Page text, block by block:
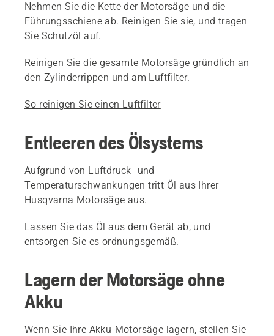
Nehmen Sie die Kette der Motorsäge und die
Führungsschiene ab. Reinigen Sie sie, und tragen
Sie Schutzöl auf.
Reinigen Sie die gesamte Motorsäge gründlich an
den Zylinderrippen und am Luftfilter.
So reinigen Sie einen Luftfilter
Entleeren des Ölsystems
Aufgrund von Luftdruck- und
Temperaturschwankungen tritt Öl aus Ihrer
Husqvarna Motorsäge aus.
Lassen Sie das Öl aus dem Gerät ab, und
entsorgen Sie es ordnungsgemäß.
Lagern der Motorsäge ohne
Akku
Wenn Sie Ihre Akku-Motorsäge lagern, stellen Sie